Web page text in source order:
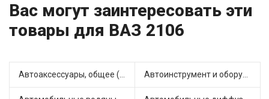
Вас могут заинтересовать эти
товары для ВАЗ 2106
Автоаксессуары, общее (1) Автоинструмент и оборудование (7)